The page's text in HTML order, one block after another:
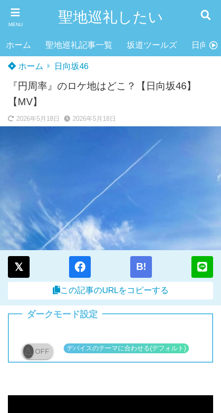
MENU 聖地巡礼したい
ホーム 聖地巡礼記事一覧 坂道ツールズ 日向坂
ホーム 日向坂46
『円周率』のロケ地はどこ？【日向坂46】
【MV】
2026年5月18日 2026年5月18日
B!
この記事のURLをコピーする
ダークモード設定
OFF